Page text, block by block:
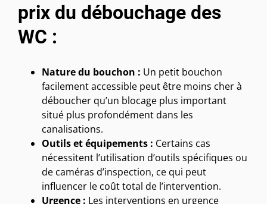
prix du débouchage des
WC :
Nature du bouchon : Un petit bouchon
facilement accessible peut être moins cher à
déboucher qu’un blocage plus important
situé plus profondément dans les
canalisations.
Outils et équipements : Certains cas
nécessitent l’utilisation d’outils spécifiques ou
de caméras d’inspection, ce qui peut
influencer le coût total de l’intervention.
Urgence : Les interventions en urgence